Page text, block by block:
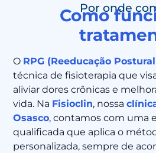
Por onde
Como
O RPG (Reeducação
técnica de fisioterapia que
aliviar dores crônicas e
vida. Na Fisioclin, nossa
Osasco, contamos com uma
qualificada que aplica o
personalizada, sempre de